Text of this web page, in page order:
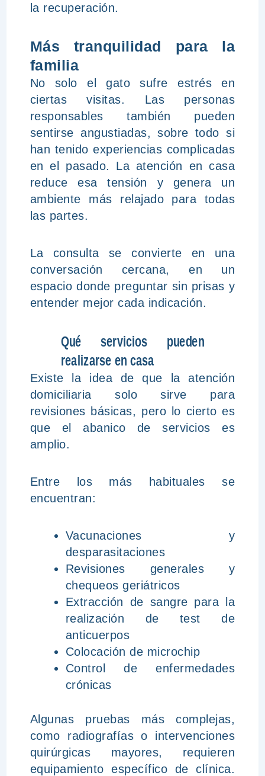
la recuperación.
Más tranquilidad para la
familia
No solo el gato sufre estrés en
ciertas visitas. Las personas
responsables también pueden
sentirse angustiadas, sobre todo si
han tenido experiencias complicadas
en el pasado. La atención en casa
reduce esa tensión y genera un
ambiente más relajado para todas
las partes.
La consulta se convierte en una
conversación cercana, en un
espacio donde preguntar sin prisas y
entender mejor cada indicación.
Qué servicios pueden
realizarse en casa
Existe la idea de que la atención
domiciliaria solo sirve para
revisiones básicas, pero lo cierto es
que el abanico de servicios es
amplio.
Entre los más habituales se
encuentran:
Vacunaciones y
desparasitaciones
Revisiones generales y
chequeos geriátricos
Extracción de sangre para la
realización de test de
anticuerpos
Colocación de microchip
Control de enfermedades
crónicas
Algunas pruebas más complejas,
como radiografías o intervenciones
quirúrgicas mayores, requieren
equipamiento específico de clínica.